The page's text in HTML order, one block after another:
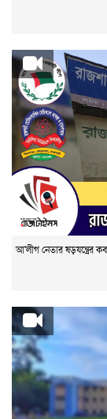
আ'লীগ নেতার ষড়যন্ত্রের